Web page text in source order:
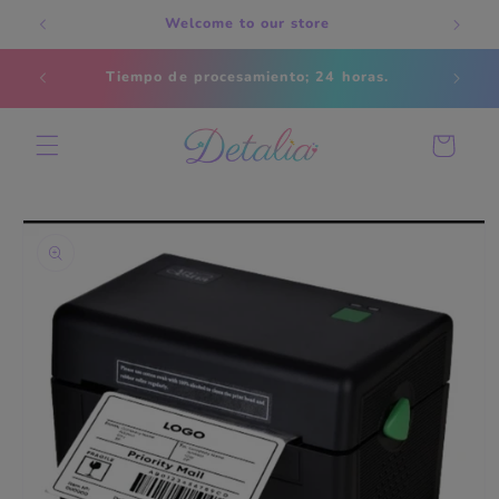
Skip to
content
Welcome to our store
Tiempo de procesamiento; 24 horas.
Cart
Skip to
information